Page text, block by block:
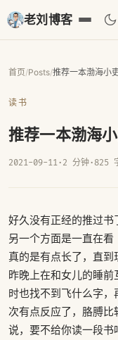
老刘博客
首页/Posts/推荐一本渤海小
读书
推荐一本渤海
2021-09-11· 2 分钟· 825
好久没有正经的推过书
另一个方面是一直在
真的是有点长了，直到
昨晚上在和女儿的睡
时也找不到飞什么字
次有点反应了，胳膊
说，要不给你读一段书